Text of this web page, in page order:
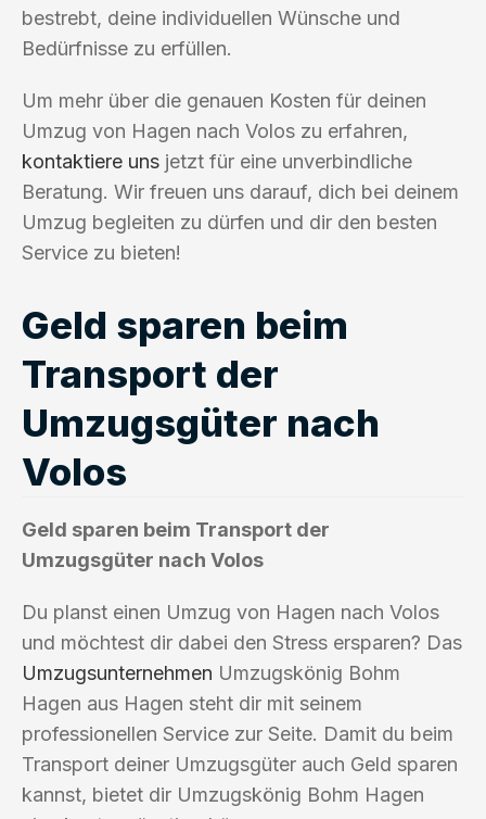
bestrebt, deine individuellen Wünsche und
Bedürfnisse zu erfüllen.
Um mehr über die genauen Kosten für deinen
Umzug von Hagen nach Volos zu erfahren,
kontaktiere uns jetzt für eine unverbindliche
Beratung. Wir freuen uns darauf, dich bei deinem
Umzug begleiten zu dürfen und dir den besten
Service zu bieten!
Geld sparen beim
Transport der
Umzugsgüter nach
Volos
Geld sparen beim Transport der
Umzugsgüter nach Volos
Du planst einen Umzug von Hagen nach Volos
und möchtest dir dabei den Stress ersparen? Das
Umzugsunternehmen Umzugskönig Bohm
Hagen aus Hagen steht dir mit seinem
professionellen Service zur Seite. Damit du beim
Transport deiner Umzugsgüter auch Geld sparen
kannst, bietet dir Umzugskönig Bohm Hagen